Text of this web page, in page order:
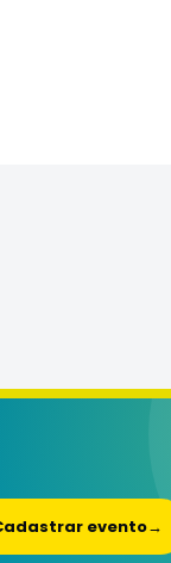
evento→